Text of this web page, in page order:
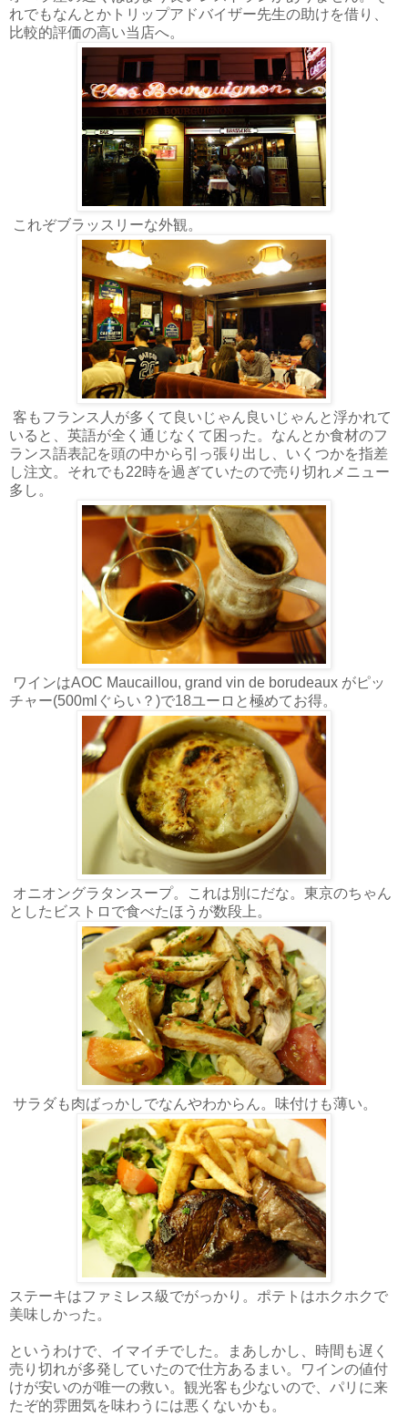
れでもなんとかトリップアドバイザー先生の助けを借り、
比較的評価の高い当店へ。
これぞブラッスリーな外観。
客もフランス人が多くて良いじゃん良いじゃんと浮かれて
いると、英語が全く通じなくて困った。なんとか食材のフ
ランス語表記を頭の中から引っ張り出し、いくつかを指差
し注文。それでも22時を過ぎていたので売り切れメニュー
多し。
ワインはAOC Maucaillou, grand vin de borudeaux がピッ
チャー(500mlぐらい？)で18ユーロと極めてお得。
オニオングラタンスープ。これは別にだな。東京のちゃん
としたビストロで食べたほうが数段上。
サラダも肉ばっかしでなんやわからん。味付けも薄い。
ステーキはファミレス級でがっかり。ポテトはホクホクで
美味しかった。
というわけで、イマイチでした。まあしかし、時間も遅く
売り切れが多発していたので仕方あるまい。ワインの値付
けが安いのが唯一の救い。観光客も少ないので、パリに来
たぞ的雰囲気を味わうには悪くないかも。